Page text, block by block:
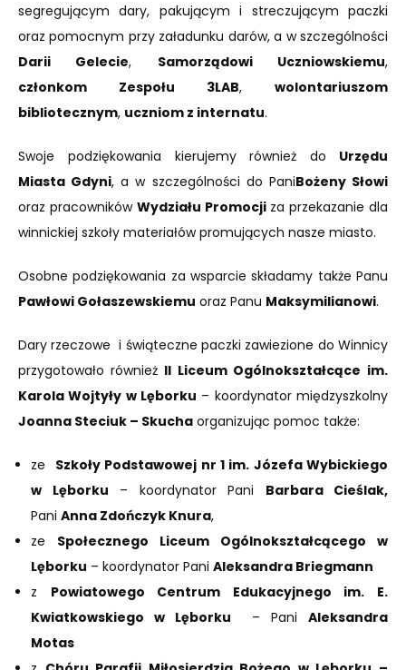
segregującym dary, pakującym i streczującym paczki
oraz pomocnym przy załadunku darów, a w szczególności
Darii Gelecie, Samorządowi Uczniowskiemu,
członkom Zespołu 3LAB, wolontariuszom
bibliotecznym, uczniom z internatu.
Swoje podziękowania kierujemy również do Urzędu
Miasta Gdyni, a w szczególności do PaniBożeny Słowi
oraz pracowników Wydziału Promocjiza przekazanie dla
winnickiej szkoły materiałów promujących nasze miasto.
Osobne podziękowania za wsparcie składamy także Panu
Pawłowi Gołaszewskiemu oraz Panu Maksymilianowi.
Dary rzeczowe i świąteczne paczki zawiezione do Winnicy
przygotowało również II Liceum Ogólnokształcące im.
Karola Wojtyły w Lęborku – koordynator międzyszkolny
Joanna Steciuk – Skucha organizując pomoc także:
ze Szkoły Podstawowej nr 1 im. Józefa Wybickiego
w Lęborku – koordynator Pani Barbara Cieślak,
Pani Anna Zdończyk Knura,
ze Społecznego Liceum Ogólnokształcącego w
Lęborku – koordynator Pani Aleksandra Briegmann
z Powiatowego Centrum Edukacyjnego im. E.
Kwiatkowskiego w Lęborku – PaniAleksandra
Motas